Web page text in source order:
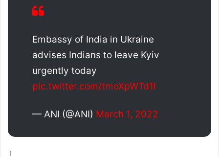
Embassy of India in Ukraine
advises Indians to leave Kyiv
urgently today
pic.twitter.com/tmoXpWTd1l
— ANI (@ANI) March 1, 2022
।